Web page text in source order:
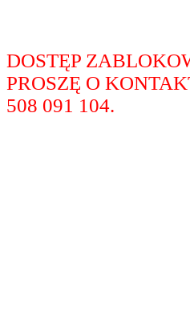
DOSTĘP
PROSZĘ O
508 091 104.